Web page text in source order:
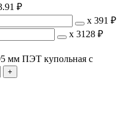
₽
х 391 ₽
х 3128 ₽
мм ПЭТ купольная с